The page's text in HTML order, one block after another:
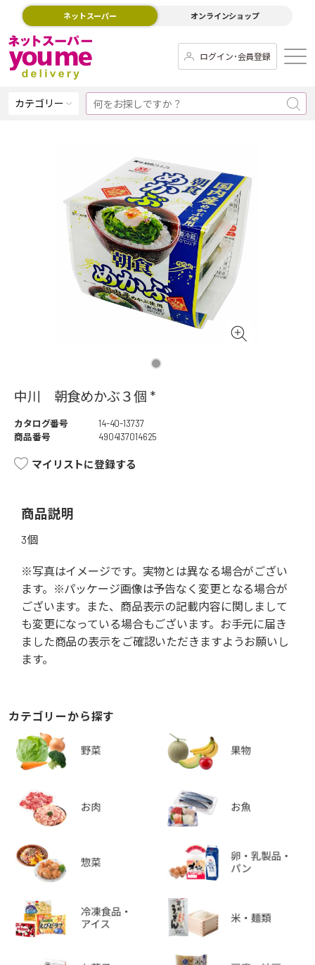
ネットスーパー オンラインショップ
ログイン･会員登録
カテゴリー
中川 朝食めかぶ３個 *
カタログ番号
14-40-13737
商品番号
4904137014625
マイリストに登録する
商品説明
3個
※写真はイメージです。実物とは異なる場合がござい
ます。※パッケージ画像は予告なく変更となる場合が
ございます。また、商品表示の記載内容に関しまして
も変更になっている場合もございます。お手元に届き
ました商品の表示をご確認いただきますようお願いし
ます。
カテゴリーから探す